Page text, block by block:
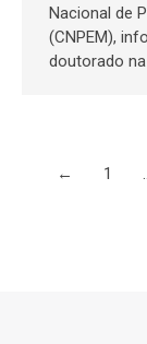
Nacional de
(CNPEM),
doutorado
← 1